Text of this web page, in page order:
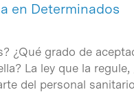
en Determinados
¿Qué grado de
La ley que la
del personal